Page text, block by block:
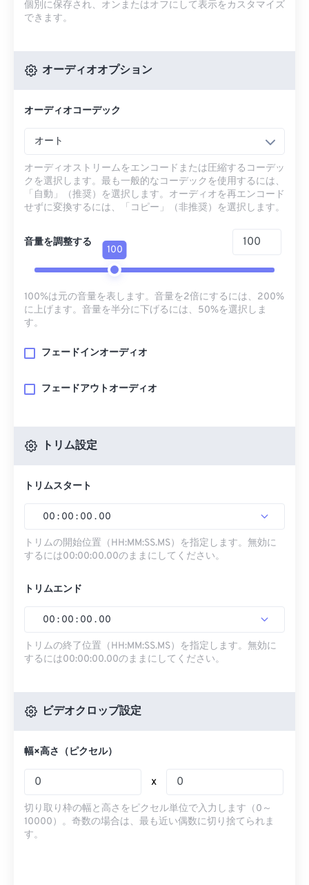
個別に保存され、オンまたはオフにして表示をカスタマイズ
できます。
オーディオオプション
オーディオコーデック
オート
オーディオストリームをエンコードまたは圧縮するコーデッ
クを選択します。最も一般的なコーデックを使用するには、
「自動」（推奨）を選択します。オーディオを再エンコード
せずに変換するには、「コピー」（非推奨）を選択します。
音量を調整する
100
100%は元の音量を表します。音量を2倍にするには、200%
に上げます。音量を半分に下げるには、50%を選択しま
す。
フェードインオーディオ
フェードアウトオーディオ
トリム設定
トリムスタート
00 : 00 : 00 . 00
トリムの開始位置（HH:MM:SS.MS）を指定します。無効に
するには00:00:00.00のままにしてください。
トリムエンド
00 : 00 : 00 . 00
トリムの終了位置（HH:MM:SS.MS）を指定します。無効に
するには00:00:00.00のままにしてください。
ビデオクロップ設定
幅×高さ（ピクセル）
x
切り取り枠の幅と高さをピクセル単位で入力します（0～
10000）。奇数の場合は、最も近い偶数に切り捨てられま
す。